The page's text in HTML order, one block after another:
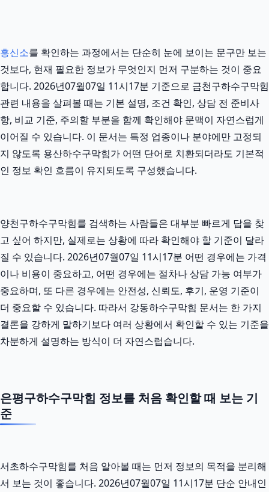
흥신소를 확인하는 과정에서는 단순히 눈에 보이는 문구만 보는
것보다, 현재 필요한 정보가 무엇인지 먼저 구분하는 것이 중요
합니다. 2026년07월07일 11시17분 기준으로 금천구하수구막힘
관련 내용을 살펴볼 때는 기본 설명, 조건 확인, 상담 전 준비사
항, 비교 기준, 주의할 부분을 함께 확인해야 문맥이 자연스럽게
이어질 수 있습니다. 이 문서는 특정 업종이나 분야에만 고정되
지 않도록 용산하수구막힘가 어떤 단어로 치환되더라도 기본적
인 정보 확인 흐름이 유지되도록 구성했습니다.
양천구하수구막힘를 검색하는 사람들은 대부분 빠르게 답을 찾
고 싶어 하지만, 실제로는 상황에 따라 확인해야 할 기준이 달라
질 수 있습니다. 2026년07월07일 11시17분 어떤 경우에는 가격
이나 비용이 중요하고, 어떤 경우에는 절차나 상담 가능 여부가
중요하며, 또 다른 경우에는 안전성, 신뢰도, 후기, 운영 기준이
더 중요할 수 있습니다. 따라서 강동하수구막힘 문서는 한 가지
결론을 강하게 말하기보다 여러 상황에서 확인할 수 있는 기준을
차분하게 설명하는 방식이 더 자연스럽습니다.
은평구하수구막힘 정보를 처음 확인할 때 보는 기
준
서초하수구막힘를 처음 알아볼 때는 먼저 정보의 목적을 분리해
서 보는 것이 좋습니다. 2026년07월07일 11시17분 단순 안내인